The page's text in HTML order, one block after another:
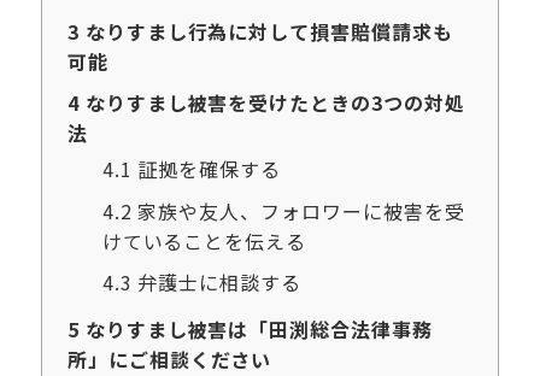
3 なりすまし行為に対して損害賠償請求も
可能
4なりすまし被害を受けたときの3つの対処
法
4.1 証拠を確保する
4.2 家族や友人、フォロワーに被害を受
けていることを伝える
4.3 弁護士に相談する
5 なりすまし被害は「田渕総合法律事務
所」にご相談ください